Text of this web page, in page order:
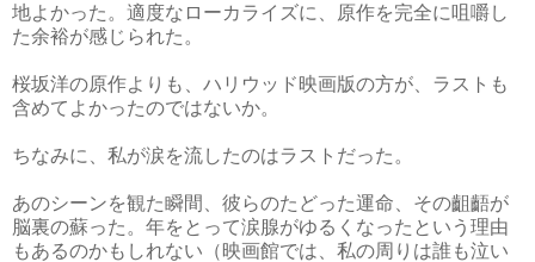
地よかった。適度なローカライズに、原作を完全に咀嚼し
た余裕が感じられた。
桜坂洋の原作よりも、ハリウッド映画版の方が、ラストも
含めてよかったのではないか。
ちなみに、私が涙を流したのはラストだった。
あのシーンを観た瞬間、彼らのたどった運命、その齟齬が
脳裏の蘇った。年をとって涙腺がゆるくなったという理由
もあるのかもしれない（映画館では、私の周りは誰も泣い